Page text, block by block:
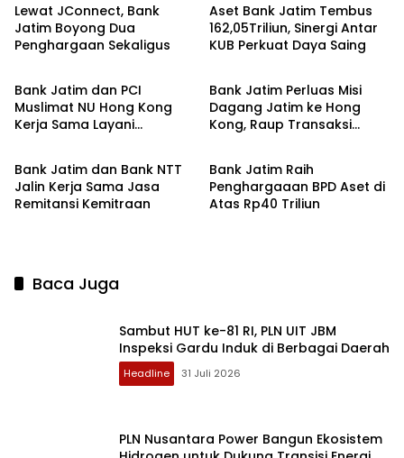
Lewat JConnect, Bank
Jatim Boyong Dua
Penghargaan Sekaligus
Aset Bank Jatim Tembus
162,05Triliun, Sinergi Antar
KUB Perkuat Daya Saing
Ekbis
Bank Jatim dan PCI
Muslimat NU Hong Kong
Kerja Sama Layani
Ekbis
Bank Jatim Perluas Misi
Dagang Jatim ke Hong
Kong, Raup Transaksi
Ekbis
Bank Jatim dan Bank NTT
Jalin Kerja Sama Jasa
Remitansi Kemitraan
Ekbis
Bank Jatim Raih
Penghargaaan BPD Aset di
Atas Rp40 Triliun
Baca Juga
Sambut HUT ke-81 RI, PLN UIT JBM
Inspeksi Gardu Induk di Berbagai Daerah
Headline 31 Juli 2026
PLN Nusantara Power Bangun Ekosistem